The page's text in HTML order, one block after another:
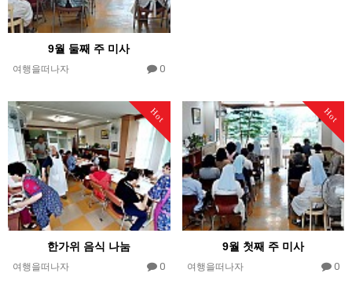
9월 둘째 주 미사
여행을떠나자 0
Hot
한가위 음식 나눔
여행을떠나자 0
Hot
9월 첫째 주 미사
여행을떠나자 0